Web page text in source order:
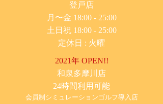
​登戸店
月〜金 18:00 - 25:00
土日祝 18:00 - 25:00
​定休日 : 火曜
2021年 OPEN!!
​和泉多摩川店
24時間利用可能
​会員制シミュレーションゴルフ導入店